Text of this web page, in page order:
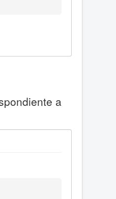
a